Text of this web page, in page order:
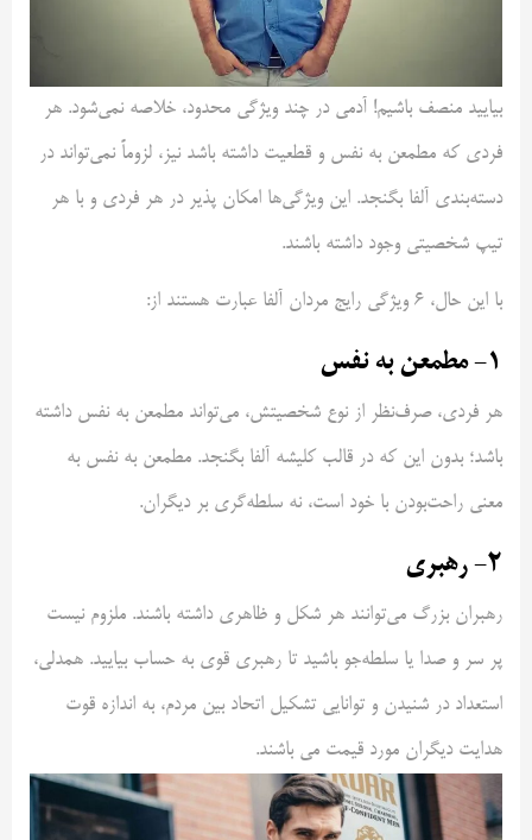
بیایید منصف باشیم! آدمی در چند ویژگی محدود، خلاصه نمی‌شود. هر
فردی که مطمعن به نفس و قطعیت داشته باشد نیز، لزوماً نمی‌تواند در
دسته‌بندی آلفا بگنجد. این ویژگی‌ها امکان پذیر در هر فردی و با هر
تیپ شخصیتی وجود داشته باشند.
با این حال، ۶ ویژگی رایج مردان آلفا عبارت هستند از:
۱- مطمعن به نفس
هر فردی، صرف‌نظر از نوع شخصیتش، می‌تواند مطمعن به ‌نفس داشته
باشد؛ بدون این که در قالب کلیشه آلفا بگنجد. مطمعن به ‌نفس به
معنی راحت‌بودن با خود است، نه سلطه‌گری بر دیگران.
۲- رهبری
رهبران بزرگ می‌توانند هر شکل و ظاهری داشته باشند. ملزوم نیست
پر سر و صدا یا سلطه‌جو باشید تا رهبری قوی به‌ حساب بیایید. همدلی،
استعداد در شنیدن و توانایی تشکیل اتحاد بین مردم، به اندازه قوت
هدایت دیگران مورد قیمت می باشند.